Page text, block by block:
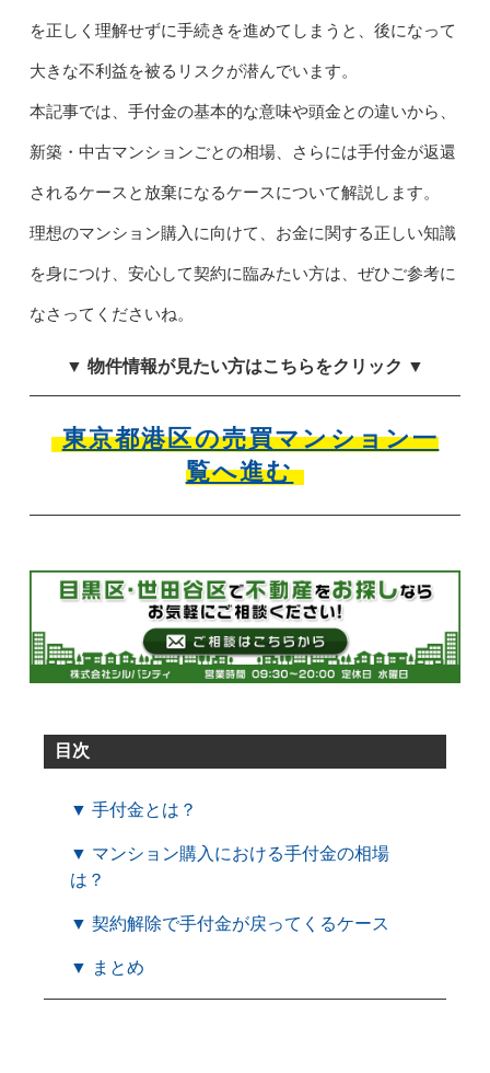
を正しく理解せずに手続きを進めてしまうと、後になって
大きな不利益を被るリスクが潜んでいます。
本記事では、手付金の基本的な意味や頭金との違いから、
新築・中古マンションごとの相場、さらには手付金が返還
されるケースと放棄になるケースについて解説します。
理想のマンション購入に向けて、お金に関する正しい知識
を身につけ、安心して契約に臨みたい方は、ぜひご参考に
なさってくださいね。
▼ 物件情報が見たい方はこちらをクリック ▼
東京都港区の売買マンション一
覧へ進む
目次
▼ 手付金とは？
▼ マンション購入における手付金の相場
は？
▼ 契約解除で手付金が戻ってくるケース
▼ まとめ